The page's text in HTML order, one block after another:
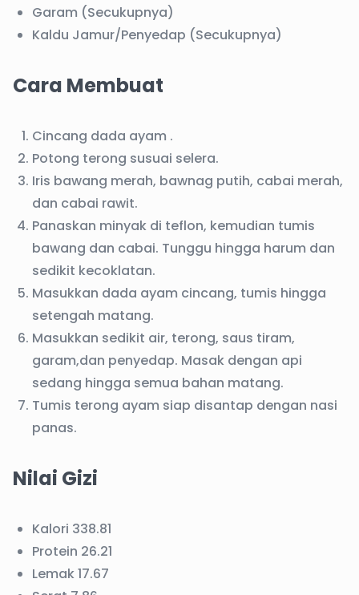
Garam (Secukupnya)
Kaldu Jamur/Penyedap (Secukupnya)
Cara Membuat
Cincang dada ayam .
Potong terong susuai selera.
Iris bawang merah, bawnag putih, cabai merah,
dan cabai rawit.
Panaskan minyak di teflon, kemudian tumis
bawang dan cabai. Tunggu hingga harum dan
sedikit kecoklatan.
Masukkan dada ayam cincang, tumis hingga
setengah matang.
Masukkan sedikit air, terong, saus tiram,
garam,dan penyedap. Masak dengan api
sedang hingga semua bahan matang.
Tumis terong ayam siap disantap dengan nasi
panas.
Nilai Gizi
Kalori 338.81
Protein 26.21
Lemak 17.67